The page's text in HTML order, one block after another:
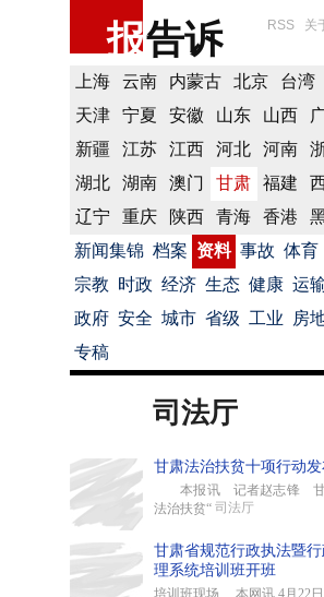
报告诉 RSS 关
上海 云南 内蒙古 北京 台湾
天津
宁夏 安徽 山东 山西
新疆
江苏 江西 河北 河南
湖北
湖南 澳门 甘肃 福建
辽宁
重庆 陕西 青海 香港
新闻集锦 档案 资料 事故 体育
宗教 时政 经济 生态 健康 运
政府 安全 城市 省级 工业 房
专稿
司法厅
甘肃法治扶贫十项行动
本报讯 记者赵志锋 甘
法治扶贫“ 司法厅
甘肃省规范行政执法暨
理系统培训班开班
培训班现场 本网讯 4月22日